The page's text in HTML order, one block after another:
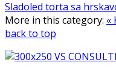
Sladoled torta sa
More in this category: «
back to top